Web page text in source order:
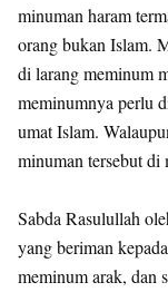
minuman haram
orang bukan Islam.
di larang meminum
meminumnya perlu
umat Islam.
minuman tersebut di
Sabda Rasulullah
yang beriman
meminum arak, dan